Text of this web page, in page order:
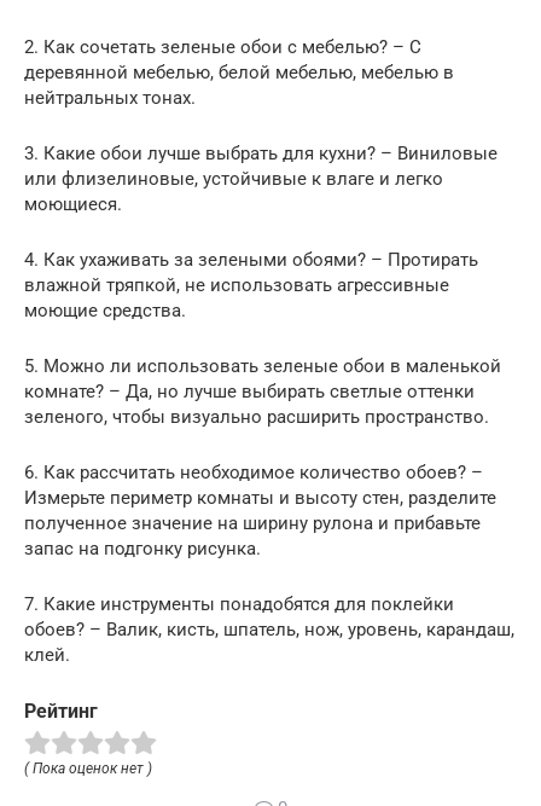
2. Как сочетать зеленые обои с мебелью? – С
деревянной мебелью, белой мебелью, мебелью в
нейтральных тонах.
3. Какие обои лучше выбрать для кухни? – Виниловые
или флизелиновые, устойчивые к влаге и легко
моющиеся.
4. Как ухаживать за зелеными обоями? – Протирать
влажной тряпкой, не использовать агрессивные
моющие средства.
5. Можно ли использовать зеленые обои в маленькой
комнате? – Да, но лучше выбирать светлые оттенки
зеленого, чтобы визуально расширить пространство.
6. Как рассчитать необходимое количество обоев? –
Измерьте периметр комнаты и высоту стен, разделите
полученное значение на ширину рулона и прибавьте
запас на подгонку рисунка.
7. Какие инструменты понадобятся для поклейки
обоев? – Валик, кисть, шпатель, нож, уровень, карандаш,
клей.
Рейтинг
( Пока оценок нет )